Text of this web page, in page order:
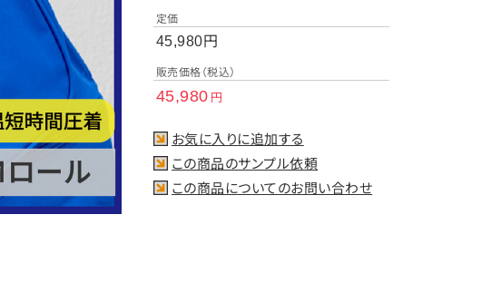
定価
45,980円
販売価格（税込）
45,980 円
お気に入りに追加する
この商品のサンプル依頼
この商品についてのお問い合わせ